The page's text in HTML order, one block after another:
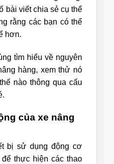
bài viết chia sẻ cụ thể
rằng các bạn có thể
hơn.
tìm hiểu về nguyên
hàng, xem thử nó
nào thông qua cấu
của xe nâng
bị sử dụng động cơ
thực hiện các thao